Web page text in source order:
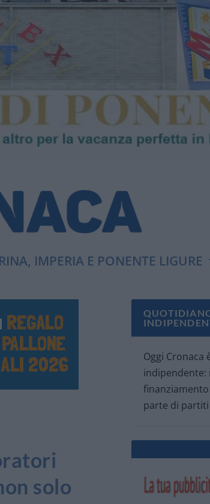
IMPERIA E PONENTE LIGURE
solo
Oggi Cronaca
indipendente:
parte di